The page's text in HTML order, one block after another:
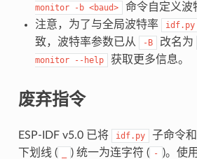
monitor
-b <baud>
命令自定义波
注意，为了与全局波特率
idf.py
致，波特率参数已从
-B 改名为
monitor
--help 获取更多信息。
废弃指令
ESP-IDF v5.0 已将 idf.py 子命令和
下划线 (
) 统一为连字符 ( - )。使